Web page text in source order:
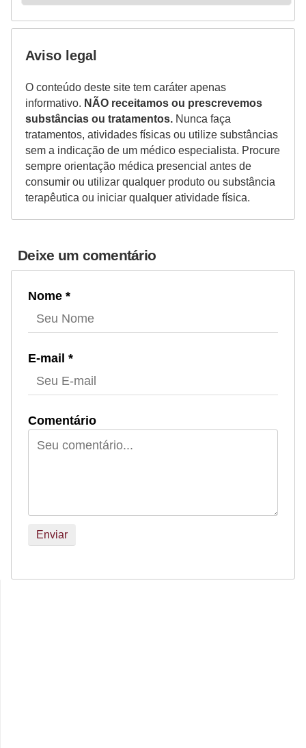
Aviso legal
O conteúdo deste site tem caráter apenas
informativo. NÃO receitamos ou prescrevemos
substâncias ou tratamentos. Nunca faça
tratamentos, atividades físicas ou utilize substâncias
sem a indicação de um médico especialista. Procure
sempre orientação médica presencial antes de
consumir ou utilizar qualquer produto ou substância
terapêutica ou iniciar qualquer atividade física.
Deixe um comentário
Nome *
E-mail *
Comentário